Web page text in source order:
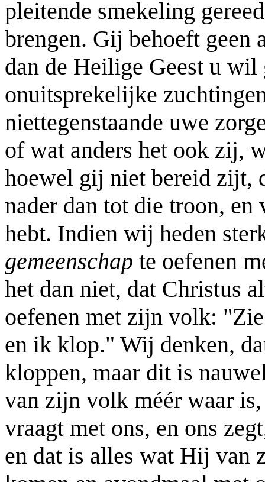
pleitende smekeling
brengen. Gij behoeft geen
dan de Heilige Geest u
onuitsprekelijke
niettegenstaande uwe
of wat anders het ook zij,
hoewel gij niet bereid zijt,
nader dan tot die troon,
hebt. Indien wij heden
gemeenschap te oefenen
het dan niet, dat Christus
oefenen met zijn volk:
en ik klop." Wij denken,
kloppen, maar dit is
van zijn volk méér waar is,
vraagt met ons, en ons
en dat is alles wat Hij